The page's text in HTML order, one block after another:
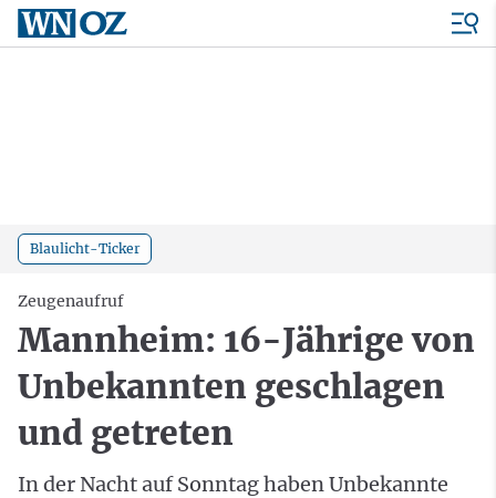
Blaulicht-Ticker
Zeugenaufruf
Mannheim: 16-Jährige von
Unbekannten geschlagen
und getreten
In der Nacht auf Sonntag haben Unbekannte